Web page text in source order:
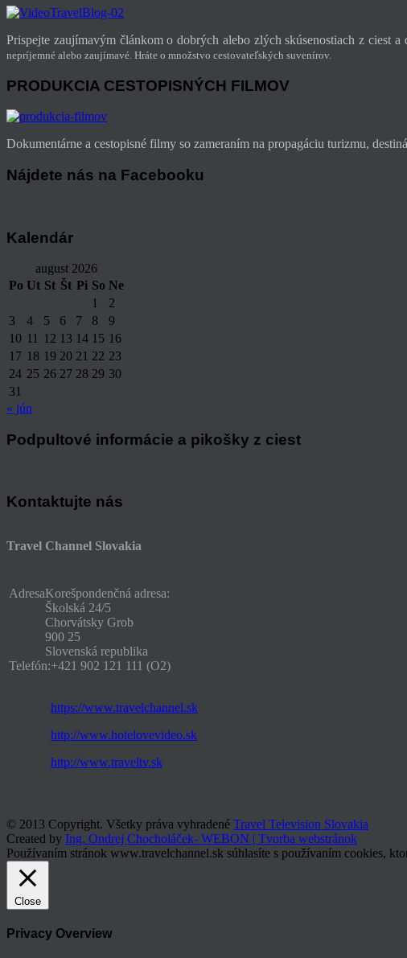
Prispejte zaujímavým článkom o dobrých alebo zlých skúsenostiach z ciest
nepríjemné alebo zaujímavé. Hráte o množstvo cestovateľských suvenírov.
PRODUKCIA CESTOPISNÝCH FILMOV
Dokumentárne a cestopisné filmy so zameraním na propagáciu turizmu,
Nájdete nás na Facebooku
Kalendár
august 2026
Po Ut St Št Pi So Ne
1
2
3
4 5 6 7 8
9
10 11 12 13 14 15 16
17 18 19 20 21 22 23
24 25 26 27 28 29 30
31
« jún
Podpultové informácie a pikošky z ciest
Kontaktujte nás
Travel Channel Slovakia
AdresaKorešpondenčná adresa:
Školská 24/5
Chorvátsky Grob
900 25
Slovenská republika
Telefón:+421 902 121 111 (O2)
https://www.travelchannel.sk
http://www.hotelovevideo.sk
http://www.traveltv.sk
© 2013 Copyright. Všetky práva vyhradené Travel Television Slovakia
Created by Ing. Ondrej Chocholáček- WEBON | Tvorba webstránok
Používaním stránok www.travelchannel.sk súhlasíte s používaním cookies,
Close
Privacy Overview